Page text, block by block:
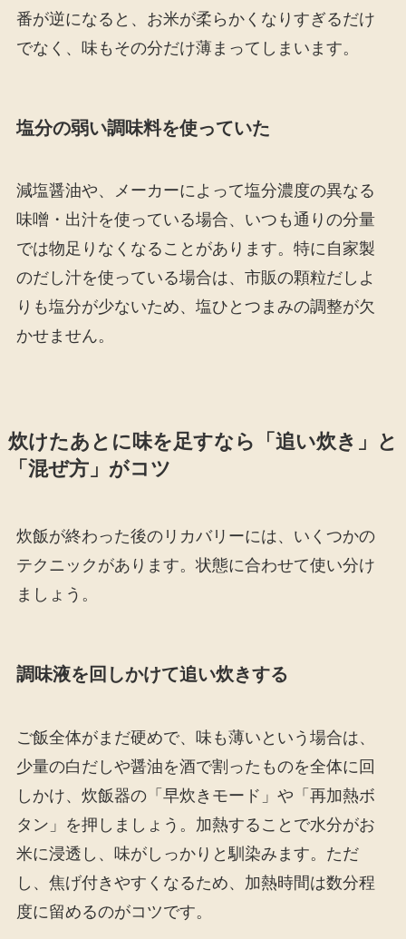
番が逆になると、お米が柔らかくなりすぎるだけ
でなく、味もその分だけ薄まってしまいます。
塩分の弱い調味料を使っていた
減塩醤油や、メーカーによって塩分濃度の異なる
味噌・出汁を使っている場合、いつも通りの分量
では物足りなくなることがあります。特に自家製
のだし汁を使っている場合は、市販の顆粒だしよ
りも塩分が少ないため、塩ひとつまみの調整が欠
かせません。
炊けたあとに味を足すなら「追い炊き」と
「混ぜ方」がコツ
炊飯が終わった後のリカバリーには、いくつかの
テクニックがあります。状態に合わせて使い分け
ましょう。
調味液を回しかけて追い炊きする
ご飯全体がまだ硬めで、味も薄いという場合は、
少量の白だしや醤油を酒で割ったものを全体に回
しかけ、炊飯器の「早炊きモード」や「再加熱ボ
タン」を押しましょう。加熱することで水分がお
米に浸透し、味がしっかりと馴染みます。ただ
し、焦げ付きやすくなるため、加熱時間は数分程
度に留めるのがコツです。